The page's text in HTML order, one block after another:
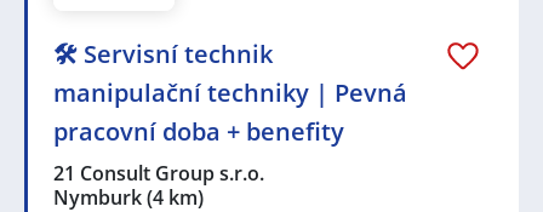
🛠️ Servisní technik
manipulační techniky | Pevná
pracovní doba + benefity
21 Consult Group s.r.o.
Nymburk(4 km)